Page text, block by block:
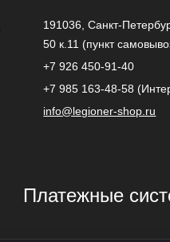
191036,Санкт-
50 к.11 (пункт
+7 926 450-91-40
+7 985 163-48-58
info@legioner-shop.ru
Платежные